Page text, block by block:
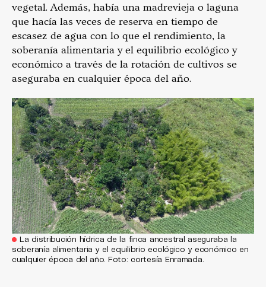
vegetal. Además, había una madrevieja o laguna
que hacía las veces de reserva en tiempo de
escasez de agua con lo que el rendimiento, la
soberanía alimentaria y el equilibrio ecológico y
económico a través de la rotación de cultivos se
aseguraba en cualquier época del año.
La distribución hídrica de la finca ancestral aseguraba la
soberanía alimentaria y el equilibrio ecológico y económico en
cualquier época del año. Foto: cortesía Enramada.